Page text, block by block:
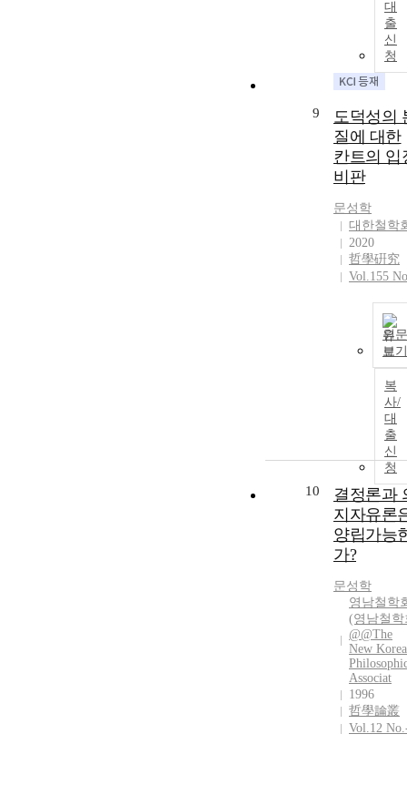
대
출
신
청
9
도덕성의
질에 대한
칸트의 입
비판
문성학
대한철학
2020
哲學硏究
Vol.155
원문
보기
복
사/
대
출
신
청
10
결정론과
지자유론
양립가능
가?
문성학
영남철학
(영남철학
@@The
New
Associat
1996
哲學論叢
Vol.12